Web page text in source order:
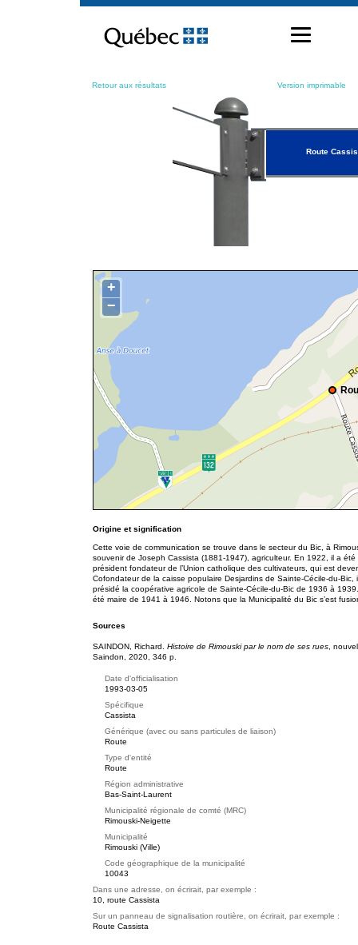
contenu
Retour aux résultats Version imprimable
Route
+
−
Origine et signification
Cette voie de communication se trouve dans le secteur du Bic, à
souvenir de Joseph Cassista (1881-1947), agriculteur. En 1922, il a
président fondateur de l’Union catholique des cultivateurs, qui est
Cofondateur de la caisse populaire Desjardins de Sainte-Cécile-du-
présidé la coopérative agricole de Sainte-Cécile-du-Bic de 1936 à
été maire de 1941 à 1946. Notons que la Municipalité du Bic s’est
Sources
SAINDON, Richard. Histoire de Rimouski par le nom de ses rues ,
Saindon, 2020, 346 p.
Date d'officialisation
1993-03-05
Spécifique
Cassista
Générique (avec ou sans particules de liaison)
Route
Type d'entité
Route
Région administrative
Bas-Saint-Laurent
Municipalité régionale de comté (MRC)
Rimouski-Neigette
Municipalité
Rimouski (Ville)
Code géographique de la municipalité
10043
Dans une adresse, on écrirait, par exemple :
10, route Cassista
Sur un panneau de signalisation routière, on écrirait, par exemple :
Route Cassista